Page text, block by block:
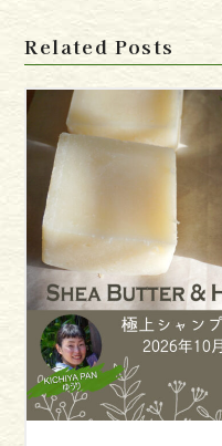
Related Posts